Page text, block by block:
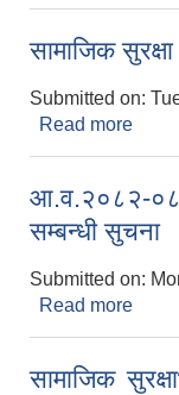
सामाजिक
Submitted on:
Read more
आ.व.२०८२-
सम्बन्धी सुचना
Submitted on:
Read more
सामाजिक